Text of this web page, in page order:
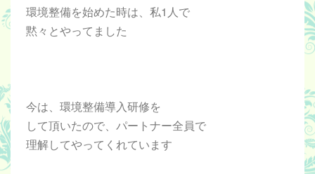
環境整備を始めた時は、私1人で
黙々とやってました
今は、環境整備導入研修を
して頂いたので、パートナー全員で
理解してやってくれています